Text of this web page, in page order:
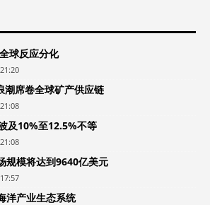
球反应分化
潮席卷全球矿产供应链
及10%至12.5%不等
规模将达到9640亿美元
洋产业生态系统